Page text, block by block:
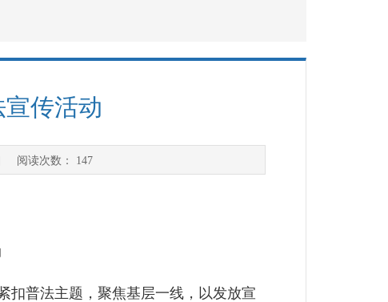
传活动
读次数： 147
普法主题，聚焦基层一线，以发放宣